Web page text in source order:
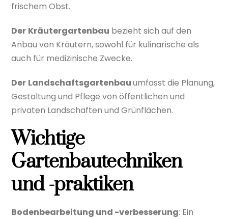
frischem Obst.
Der Kräutergartenbau bezieht sich auf den
Anbau von Kräutern, sowohl für kulinarische als
auch für medizinische Zwecke.
Der Landschaftsgartenbauumfasst die Planung,
Gestaltung und Pflege von öffentlichen und
privaten Landschaften und Grünflächen.
Wichtige
Gartenbautechniken
und -praktiken
Bodenbearbeitung und -verbesserung: Ein